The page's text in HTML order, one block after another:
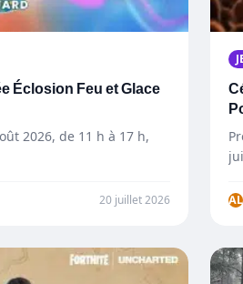
Éclosion Feu et Glace
2026, de 11 h à 17 h,
20 juillet 2026 AL